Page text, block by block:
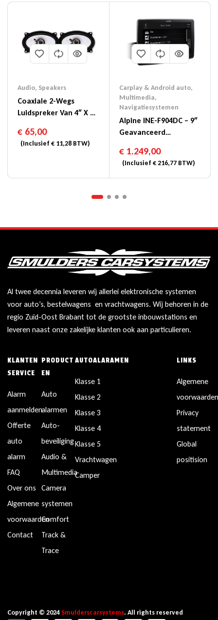
Audio, Speakers
Coaxiale 2-Wegs
Luidspreker Van 4″ X 6″
€ 65,00
(Inclusief € 11,28 BTW)
Carplay & Android auto,
Multimedia,
Navigatiesystemen
Alpine INE-F904DC – 9″
Geavanceerd
Database Voor
Vrachtwagens
€1.249,00
(Inclusief €216,77BTW)
Al twee decennia leveren wij allerlei elektronische systemen
voor auto’s, bestelwagens en vrachtwagens. Wij behoren in de
regio Zuid-Oost Brabant tot de grootste inbouwstations en
leveren naast onze zakelijke klanten ook aan particulieren.
KLANTEN
SERVICE
Alarm
aanmelden
Offerte
auto
alarm
FAQ
Over ons
Algemene
voorwaarden
Contact
PRODUCT
EN
Auto
alarmen
Auto-
beveiliging
Audio &
Multimedia
Camera
systemen
Comfort
Track &
Trace
AUTOALARAMEN
Klasse 1
Klasse 2
Klasse 3
Klasse 4
Klasse 5
Vrachtwagen
Camper
LINKS
Algemene
Privacy
statement
Global
positision
Copyright © 2024Smulderscarsystems. All rights reserved